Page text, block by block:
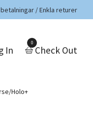
/ Enkla returer
In
0
Check Out
Holo+